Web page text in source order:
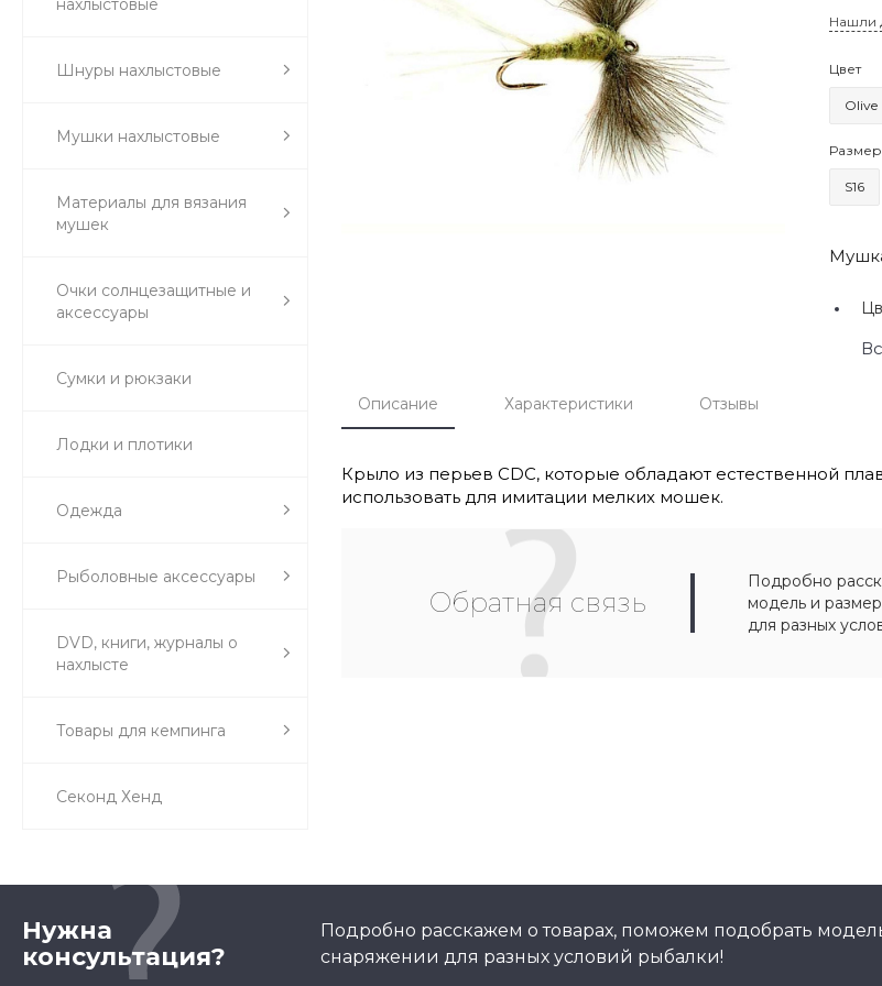
нахлыстовые
Шнуры нахлыстовые
Мушки нахлыстовые
Материалы для вязания
мушек
Очки солнцезащитные и
аксессуары
Сумки и рюкзаки
Лодки и плотики
Одежда
Рыболовные аксессуары
DVD, книги, журналы о
нахлысте
Товары для кемпинга
Секонд Хенд
Нашли
Цвет
Olive
Размер
S16
Описание Характеристики Отзывы
Крыло из перьев CDC, которые обладают естественной
использовать для имитации мелких мошек.
Обратная связь
Подробно
модель и
для разных
Нужна
консультация?
Подробно расскажем о товарах, поможем подобрать
снаряжении для разных условий рыбалки!